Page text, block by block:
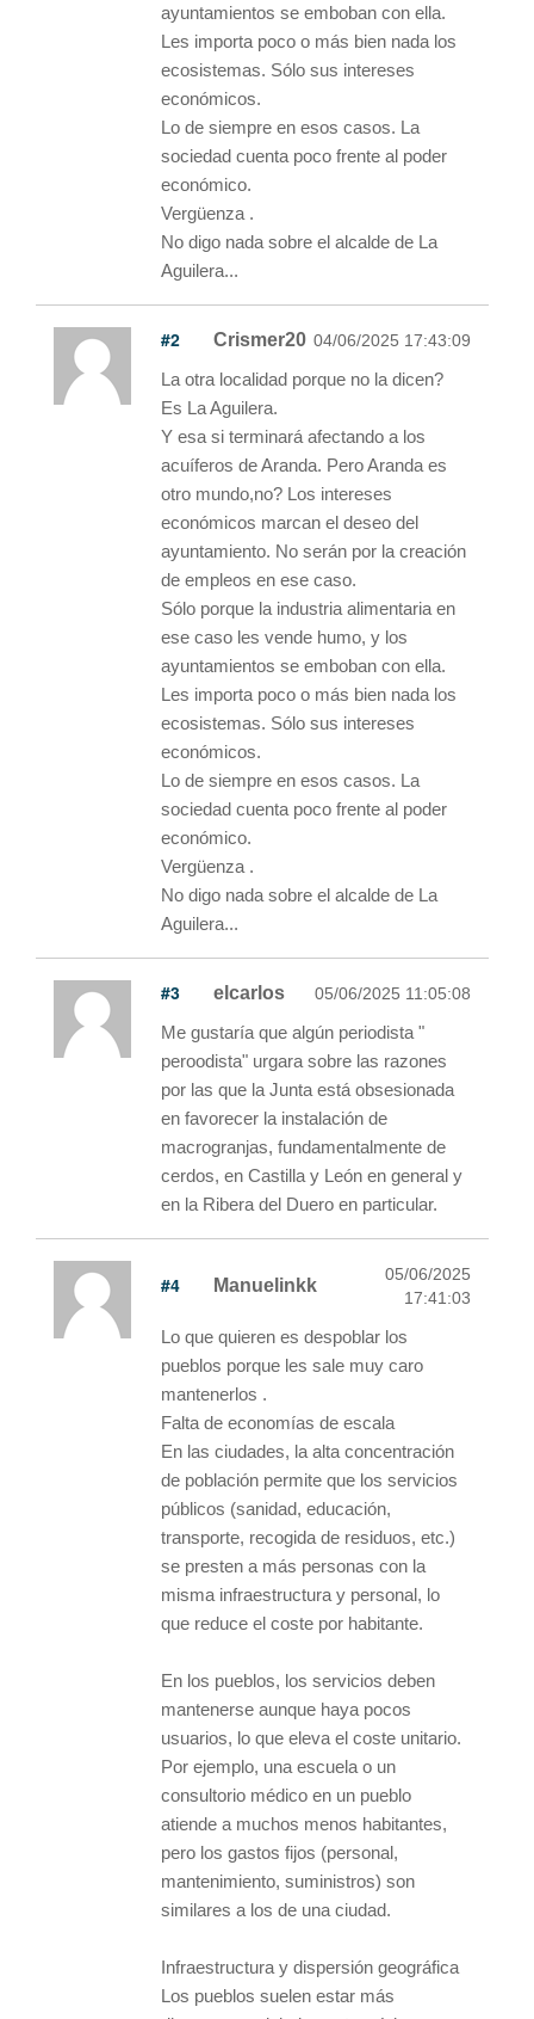
ayuntamientos se emboban con ella.
Les importa poco o más bien nada los
ecosistemas. Sólo sus intereses
económicos.
Lo de siempre en esos casos. La
sociedad cuenta poco frente al poder
económico.
Vergüenza .
No digo nada sobre el alcalde de La
Aguilera...
#2 Crismer20 04/06/2025 17:43:09
La otra localidad porque no la dicen?
Es La Aguilera.
Y esa si terminará afectando a los
acuíferos de Aranda. Pero Aranda es
otro mundo,no? Los intereses
económicos marcan el deseo del
ayuntamiento. No serán por la creación
de empleos en ese caso.
Sólo porque la industria alimentaria en
ese caso les vende humo, y los
ayuntamientos se emboban con ella.
Les importa poco o más bien nada los
ecosistemas. Sólo sus intereses
económicos.
Lo de siempre en esos casos. La
sociedad cuenta poco frente al poder
económico.
Vergüenza .
No digo nada sobre el alcalde de La
Aguilera...
#3 elcarlos 05/06/2025 11:05:08
Me gustaría que algún periodista "
peroodista" urgara sobre las razones
por las que la Junta está obsesionada
en favorecer la instalación de
macrogranjas, fundamentalmente de
cerdos, en Castilla y León en general y
en la Ribera del Duero en particular.
#4 Manuelinkk
05/06/2025
17:41:03
Lo que quieren es despoblar los
pueblos porque les sale muy caro
mantenerlos .
Falta de economías de escala
En las ciudades, la alta concentración
de población permite que los servicios
públicos (sanidad, educación,
transporte, recogida de residuos, etc.)
se presten a más personas con la
misma infraestructura y personal, lo
que reduce el coste por habitante.
En los pueblos, los servicios deben
mantenerse aunque haya pocos
usuarios, lo que eleva el coste unitario.
Por ejemplo, una escuela o un
consultorio médico en un pueblo
atiende a muchos menos habitantes,
pero los gastos fijos (personal,
mantenimiento, suministros) son
similares a los de una ciudad.
Infraestructura y dispersión geográfica
Los pueblos suelen estar más